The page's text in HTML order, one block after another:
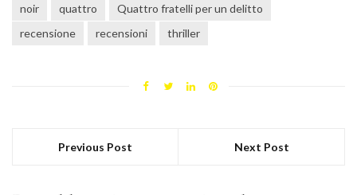
noir
quattro
Quattro fratelli per un delitto
recensione
recensioni thriller
Previous Post Next Post